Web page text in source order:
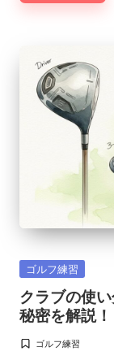
Posted
ゴルフ練習
クラブの使
秘密を解説！
Posted
ゴルフ練習